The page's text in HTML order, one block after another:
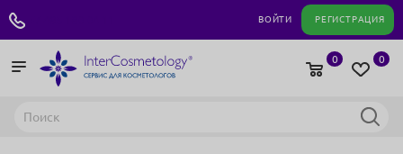
ВОЙТИ РЕГИСТРАЦИЯ
0
0